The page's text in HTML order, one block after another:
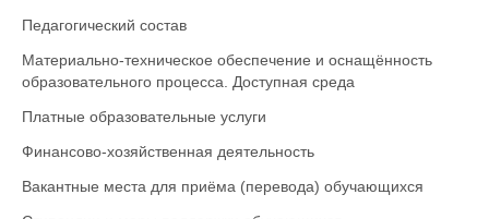
Педагогический состав
Материально-техническое обеспечение и оснащённость
образовательного процесса. Доступная среда
Платные образовательные услуги
Финансово-хозяйственная деятельность
Вакантные места для приёма (перевода) обучающихся